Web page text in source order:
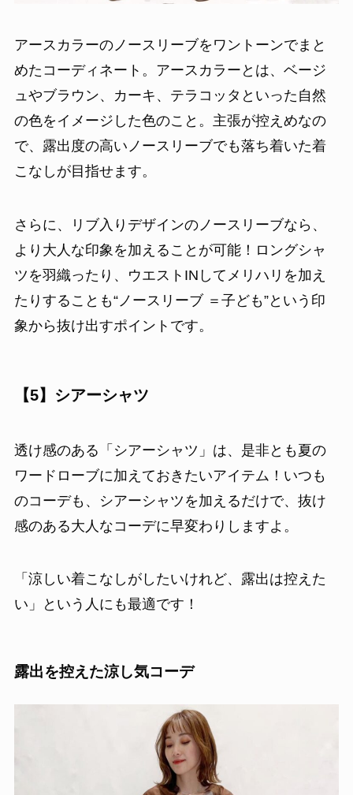
アースカラーのノースリーブをワントーンでまと
めたコーディネート。アースカラーとは、ベージ
ュやブラウン、カーキ、テラコッタといった自然
の色をイメージした色のこと。主張が控えめなの
で、露出度の高いノースリーブでも落ち着いた着
こなしが目指せます。
さらに、リブ入りデザインのノースリーブなら、
より大人な印象を加えることが可能！ロングシャ
ツを羽織ったり、ウエストINしてメリハリを加え
たりすることも“ノースリーブ ＝子ども”という印
象から抜け出すポイントです。
【5】シアーシャツ
透け感のある「シアーシャツ」は、是非とも夏の
ワードローブに加えておきたいアイテム！いつも
のコーデも、シアーシャツを加えるだけで、抜け
感のある大人なコーデに早変わりしますよ。
「涼しい着こなしがしたいけれど、露出は控えた
い」という人にも最適です！
露出を控えた涼し気コーデ